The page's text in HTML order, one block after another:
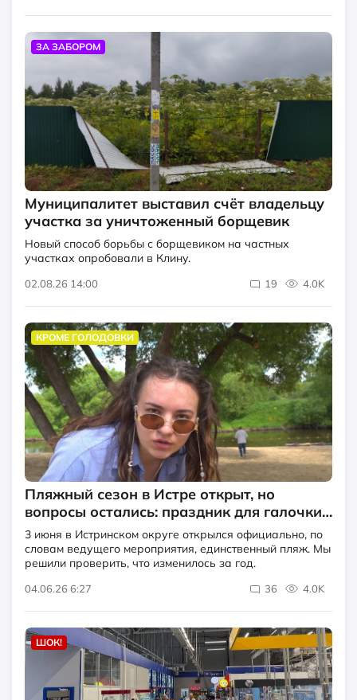
ЗА ЗАБОРОМ
Муниципалитет выставил счёт владельцу
участка за уничтоженный борщевик
Новый способ борьбы с борщевиком на частных
участках опробовали в Клину.
02.08.26 14:00 19 4.0K
КРОМЕ ГОЛОДОВКИ
Пляжный сезон в Истре открыт, но
вопросы остались: праздник для галочки
и забытая доступная среда
3 июня в Истринском округе открылся официально, по
словам ведущего мероприятия, единственный пляж. Мы
решили проверить, что изменилось за год.
04.06.26 6:27 36 4.0K
ШОК!